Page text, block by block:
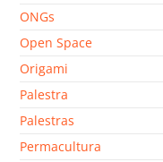
ONGs
Open Space
Origami
Palestra
Palestras
Permacultura